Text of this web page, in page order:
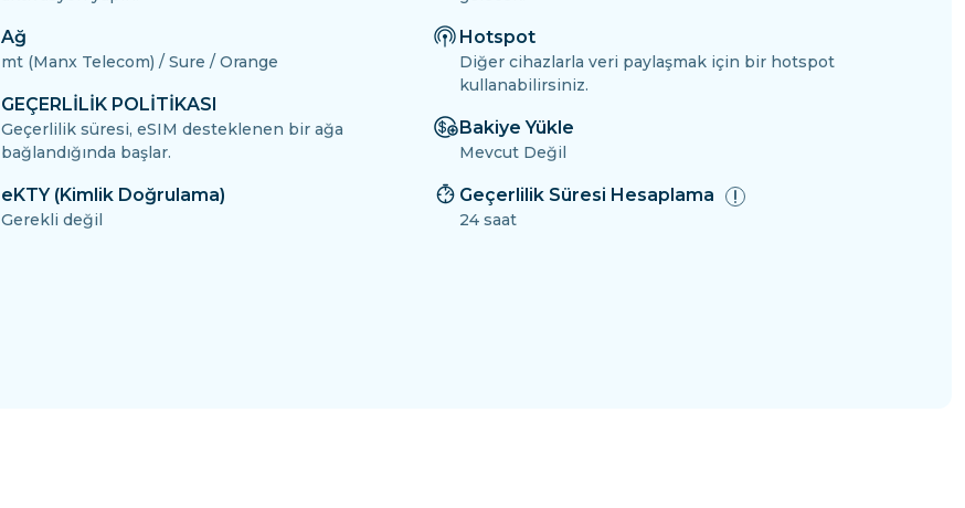
Ağ
mt (Manx Telecom) / Sure / Orange
GEÇERLİLİK POLİTİKASI
Geçerlilik süresi, eSIM desteklenen bir ağa
bağlandığında başlar.
eKTY (Kimlik Doğrulama)
Gerekli değil
Hotspot
Diğer cihazlarla veri paylaşmak için bir hotspot
kullanabilirsiniz.
Bakiye Yükle
Mevcut Değil
Geçerlilik Süresi Hesaplama
24 saat